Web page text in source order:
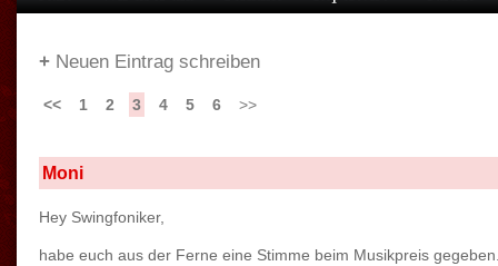
+ Neuen Eintrag schreiben
<< 1 2 3 4 5 6 >>
Moni
Hey Swingfoniker,
habe euch aus der Ferne eine Stimme beim Musikpreis